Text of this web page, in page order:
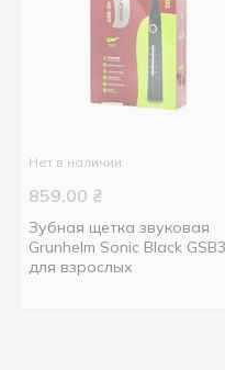
Нет в наличии
859.00 ₴
Зубная щетка звуковая
Grunhelm Sonic Black
для взрослых